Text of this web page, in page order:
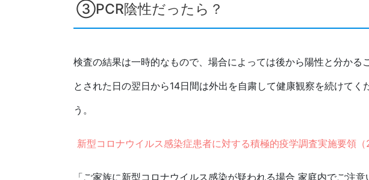
③PCR陰性だったら？
検査の結果は一時的なもので、場合によっては後から陽性と分かる
とされた日の翌日から14日間は外出を自粛して健康観察を続けて
う。
新型コロナウイルス感染症患者に対する積極的疫学調査実施要領
「ご家族に新型コロナウイルス感染が疑われる場合 家庭内でご注